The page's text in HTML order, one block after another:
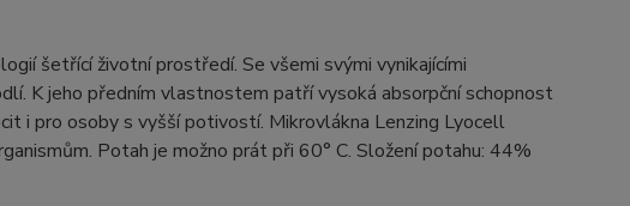
šetřící životní prostředí. Se všemi svými vynikajícími
K jeho předním vlastnostem patří vysoká absorpční schopnost
i pro osoby s vyšší potivostí. Mikrovlákna Lenzing Lyocell
Potah je možno prát při 60° C. Složení potahu: 44%